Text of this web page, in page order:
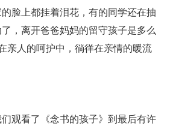
脸上都挂着泪花，有的同学还在抽
，离开爸爸妈妈的留守孩子是多么
亲人的呵护中，徜徉在亲情的暖流
观看了《念书的孩子》到最后有许